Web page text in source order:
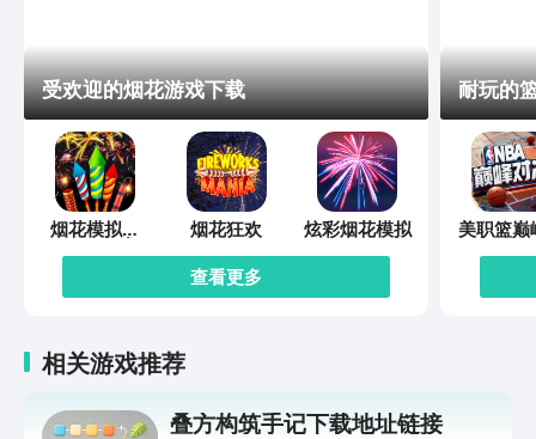
受欢迎的烟花游戏下载
烟花模拟器
2022游戏
烟花狂欢
炫彩烟花模拟
查看更多
耐玩的
美职篮巅
决
相关游戏推荐
叠方构筑手记下载地址链接